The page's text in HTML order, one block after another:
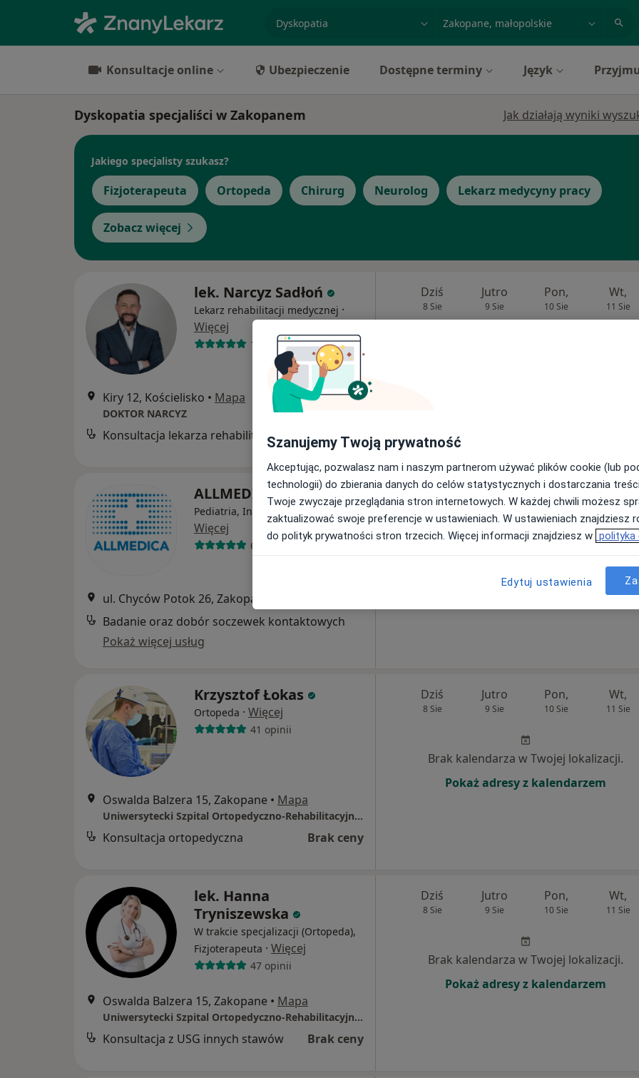
Konsultacje online Ubezpieczenie Dostępne terminy Język
Dyskopatia specjaliści w Zakopanem Jak działają wyniki
Jakiego specjalisty szukasz?
Fizjoterapeuta Ortopeda Chirurg Neurolog Lekarz medycyny pracy
Zobacz więcej
lek. Narcyz Sadłoń
Lekarz rehabilitacji medycznej ·
Więcej
13 opinii
Kiry 12, Kościelisko • Mapa
DOKTOR NARCYZ
Konsultacja lekarza rehabilitacji medycznej od 300 zł
Dziś
8 Sie
Jutro
9 Sie
Pon,
10 Sie
Wt,
11 Sie
ALLMEDICA
Pediatria, Interna, Ginekologia
·
Więcej
630 opinii
ul. Chyców Potok 26, Zakopane
Badanie oraz dobór soczewek kontaktowych
Pokaż więcej usług
Dziś
8 Sie
Jutro
9 Sie
Pon,
10 Sie
Wt,
11 Sie
Pokaż profil
Krzysztof Łokas
Ortopeda · Więcej
41 opinii
Oswalda Balzera 15, Zakopane • Mapa
Uniwersytecki Szpital Ortopedyczno-Rehabilitacyjny w Zakopanem
Konsultacja ortopedyczna Brak ceny
Dziś
8 Sie
Jutro
9 Sie
Pon,
10 Sie
Wt,
11 Sie
Brak kalendarza w Twojej lokalizacji.
Pokaż adresy z kalendarzem
lek. Hanna
Tryniszewska
W trakcie specjalizacji (Ortopeda),
Fizjoterapeuta · Więcej
47 opinii
Oswalda Balzera 15, Zakopane • Mapa
Uniwersytecki Szpital Ortopedyczno-Rehabilitacyjny w Zakopanem
Konsultacja z USG innych stawów Brak ceny
Dziś
8 Sie
Jutro
9 Sie
Pon,
10 Sie
Wt,
11 Sie
Brak kalendarza w Twojej lokalizacji.
Pokaż adresy z kalendarzem
Szanujemy Twoją prywatność
Akceptując, pozwalasz nam i naszym partnerom używać plików cookie (lub
technologii) do zbierania danych do celów statystycznych i dostarczania
Twoje zwyczaje przeglądania stron internetowych. W każdej chwili możesz
zaktualizować swoje preferencje w ustawieniach. W ustawieniach znajdziesz
do polityk prywatności stron trzecich. Więcej informacji znajdziesz w polityka
Edytuj ustawienia